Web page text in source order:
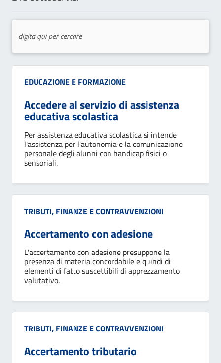
Categoria:
EDUCAZIONE E FORMAZIONE
Accedere al servizio di assistenza
educativa scolastica
Per assistenza educativa scolastica si intende
l'assistenza per l'autonomia e la comunicazione
personale degli alunni con handicap fisici o
sensoriali.
Categoria:
TRIBUTI, FINANZE E CONTRAVVENZIONI
Accertamento con adesione
L'accertamento con adesione presuppone la
presenza di materia concordabile e quindi di
elementi di fatto suscettibili di apprezzamento
valutativo.
Categoria:
TRIBUTI, FINANZE E CONTRAVVENZIONI
Accertamento tributario